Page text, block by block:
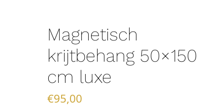
Magnetisch
krijtbehang 50×150
cm luxe
€95,00